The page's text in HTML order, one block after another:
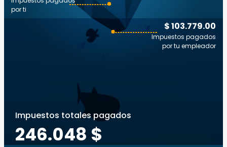
$ 103.779.00
Impuestos pagados
por tu empleador
por ti
Impuestos totales pagados
246.048 $